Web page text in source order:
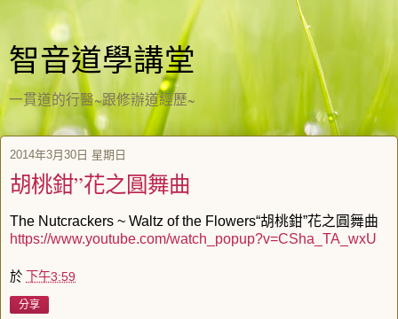
智音道學講堂
一貫道的行醫~跟修辦道經歷~
2014年3月30日 星期日
胡桃鉗”花之圓舞曲
The Nutcrackers ~ Waltz of the Flowers“胡桃鉗”花之圓舞曲
https://www.youtube.com/watch_popup?v=CSha_TA_wxU
於 下午3:59
分享